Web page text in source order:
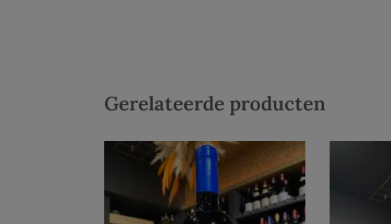
Gerelateerde producten